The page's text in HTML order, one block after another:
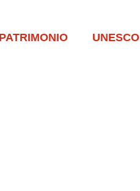
PATRIMONIO UNESCO